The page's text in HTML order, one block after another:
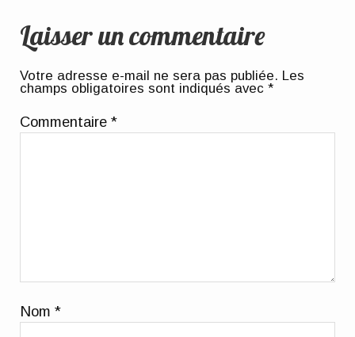
Laisser un commentaire
Votre adresse e-mail ne sera pas publiée. Les
champs obligatoires sont indiqués avec*
Commentaire*
Nom*